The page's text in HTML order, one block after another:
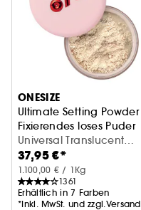
ONESIZE
Ultimate Setting Powder
Fixierendes loses Puder
Universal Translucent
(34.5g)
37,95 €*
1.100,00 € / 1Kg
1361
Erhältlich in 7 Farben
*Inkl. MwSt. und zzgl.Versand